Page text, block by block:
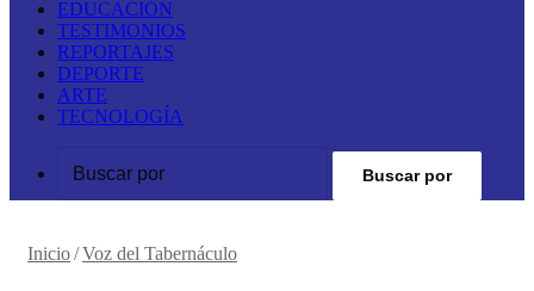
EDUCACIÓN
TESTIMONIOS
REPORTAJES
DEPORTE
ARTE
TECNOLOGÍA
Buscar por
Inicio/Voz del Tabernáculo